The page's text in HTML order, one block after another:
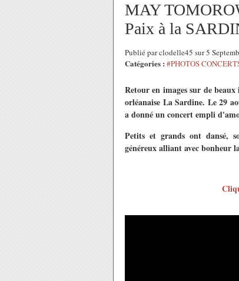
MAY
Paix à la
Publié par clodelle45 sur 5
Catégories : #PHOTOS
Retour en images sur de
orléanaise La Sardine. Le 29
a donné un concert empli
Petits et grands ont dansé,
généreux alliant avec bonheur